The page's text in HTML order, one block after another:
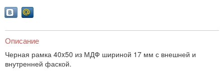
Описание
Черная рамка 40x50 из МДФ шириной 17 мм с внешней и
внутренней фаской.